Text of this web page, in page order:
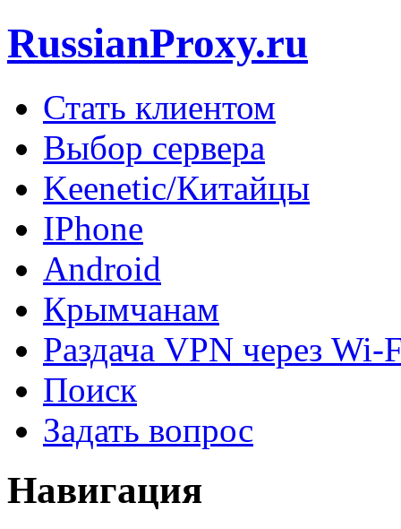
RussianProxy.ru
Стать клиентом
Выбор сервера
Keenetic/Китайцы
IPhone
Android
Крымчанам
Раздача VPN через Wi-
Поиск
Задать вопрос
Навигация